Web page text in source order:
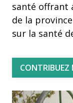
santé offrant
de la
sur la santé